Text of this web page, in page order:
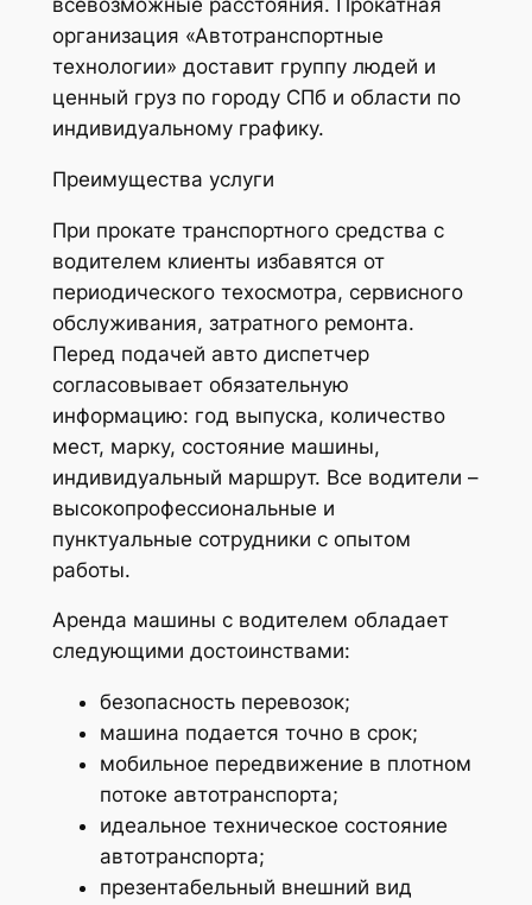
всевозможные расстояния. Прокатная
организация «Автотранспортные
технологии» доставит группу людей и
ценный груз по городу СПб и области по
индивидуальному графику.
Преимущества услуги
При прокате транспортного средства с
водителем клиенты избавятся от
периодического техосмотра, сервисного
обслуживания, затратного ремонта.
Перед подачей авто диспетчер
согласовывает обязательную
информацию: год выпуска, количество
мест, марку, состояние машины,
индивидуальный маршрут. Все водители –
высокопрофессиональные и
пунктуальные сотрудники с опытом
работы.
Аренда машины с водителем обладает
следующими достоинствами:
безопасность перевозок;
машина подается точно в срок;
мобильное передвижение в плотном
потоке автотранспорта;
идеальное техническое состояние
автотранспорта;
презентабельный внешний вид